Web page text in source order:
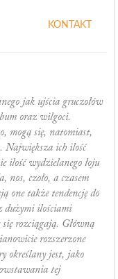
KONTAKT
jak ujścia gruczołów
oraz wilgoci.
mogą się, natomiast,
Największa ich ilość
ilość wydzielanego łoju
nos, czoło, a czasem
one także tendencję do
dużymi ilościami
rozciągają. Główną
rozszerzone
określany jest, jako
tej